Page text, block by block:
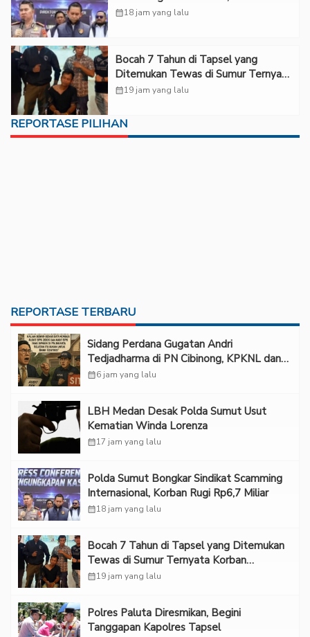
Rp6,7 Miliar
calendar_month18 jam yang lalu
Bocah 7 Tahun di Tapsel yang
Ditemukan Tewas di Sumur Ternyata
Korban Kekerasan Seksual
calendar_month19 jam yang lalu
REPORTASE PILIHAN
REPORTASE TERBARU
Sidang Perdana Gugatan Andri
Tedjadharma di PN Cibinong, KPKNL dan
PUPN Mangkir
calendar_month6 jam yang lalu
LBH Medan Desak Polda Sumut Usut
Kematian Winda Lorenza
calendar_month17 jam yang lalu
Polda Sumut Bongkar Sindikat Scamming
Internasional, Korban Rugi Rp6,7 Miliar
calendar_month18 jam yang lalu
Bocah 7 Tahun di Tapsel yang Ditemukan
Tewas di Sumur Ternyata Korban
Kekerasan Seksual
calendar_month19 jam yang lalu
Polres Paluta Diresmikan, Begini
Tanggapan Kapolres Tapsel